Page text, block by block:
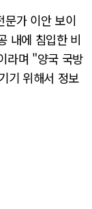
문가 이안 보이
내에 침입한 비
라며 "양국 국방
기 위해서 정보